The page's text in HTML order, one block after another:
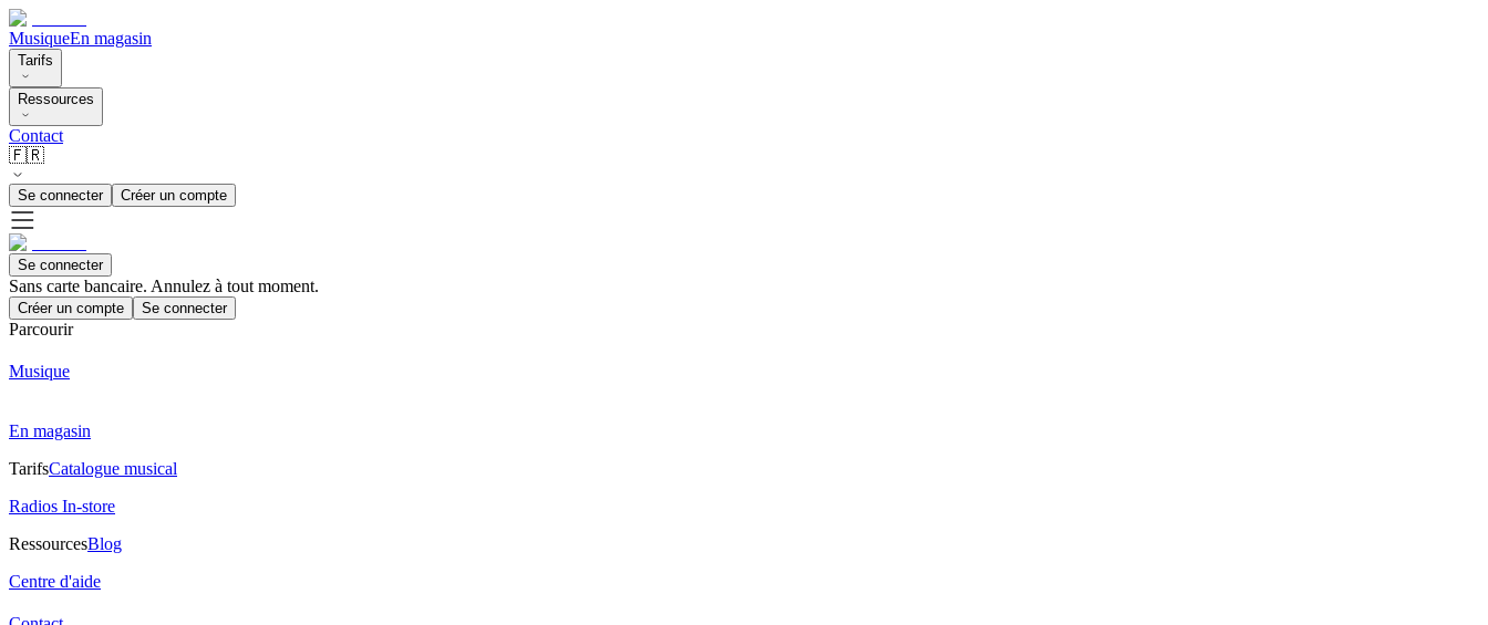
MusiqueEn magasin
Tarifs
Ressources
Contact
🇫🇷
Se connecter Créer un compte
Se connecter
Sans carte bancaire. Annulez à tout moment.
Créer un compte Se connecter
Parcourir
Musique
En magasin
TarifsCatalogue musical
Radios In-store
RessourcesBlog
Centre d'aide